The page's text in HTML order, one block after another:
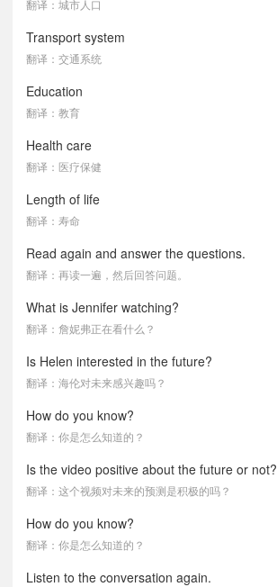
翻译：城市人口
Transport system
翻译：交通系统
Education
翻译：教育
Health care
翻译：医疗保健
Length of life
翻译：寿命
Read again and answer the questions.
翻译：再读一遍，然后回答问题。
What is Jennifer watching?
翻译：詹妮弗正在看什么？
Is Helen interested in the future?
翻译：海伦对未来感兴趣吗？
How do you know?
翻译：你是怎么知道的？
Is the video positive about the future or not?
翻译：这个视频对未来的预测是积极的吗？
How do you know?
翻译：你是怎么知道的？
Listen to the conversation again.